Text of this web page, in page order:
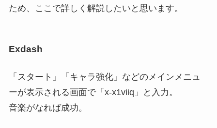
ため、ここで詳しく解説したいと思います。
Exdash
「スタート」「キャラ強化」などのメインメニュ
ーが表示される画面で「x-x1viiq」と入力。
音楽がなれば成功。